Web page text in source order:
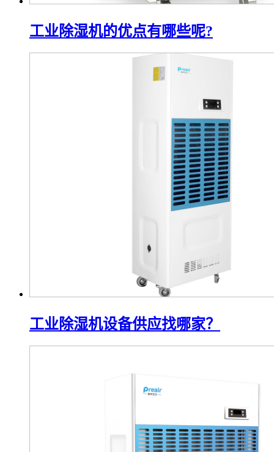
工业除湿机的优点有哪些呢?
工业除湿机设备供应找哪家？